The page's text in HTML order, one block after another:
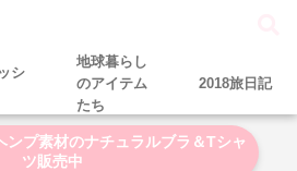
シ
地球暮らし
のアイテム
たち
2018旅日記
プ素材のナチュラルブラ＆Tシャ
ツ販売中